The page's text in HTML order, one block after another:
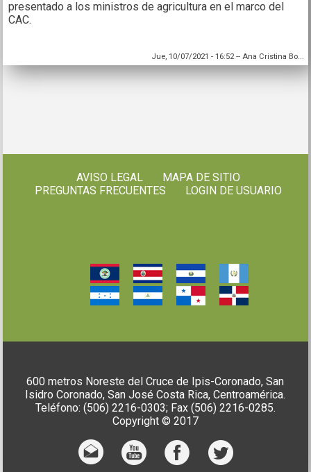
presentado a los ministros de agricultura en el marco del
CAC.
Jue, 10/07/2021 - 16:52-- Ana Cristina Bo...
AVISO LEGAL
MAPA DE SITIO
PREGUNTAS FRECUENTES
LOGIN DE USUARIO
600 metros Noreste del Cruce de Ipis-Coronado, San
Isidro Coronado, San José Costa Rica, Centroamérica.
Teléfono: (506) 2216-0303; Fax (506) 2216-0285.
Copyright © 2017